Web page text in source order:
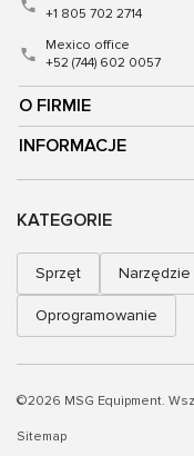
O FIRMIE
INFORMACJE
+1 805 702 2714
Mexico office
+52 (744) 602 0057
KATEGORIE
Sprzęt
Oprogramowanie
©2026 MSG Equipment.
Sitemap